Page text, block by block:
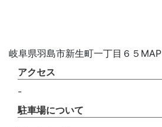
岐阜県羽島市新生町一丁目６５MAP
アクセス
-
駐車場について